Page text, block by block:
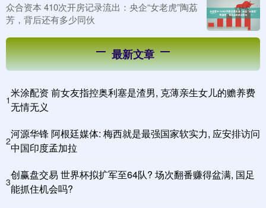
众合资本 410次开房记录流出：央企“女老虎”陶荔
芳，背后还有多少同伙
最新文章
1
米涂配资 前女友指控奥利塞是渣男, 克薄亲生女儿的赡养费
无情无义
2
河源华锋 阿根廷媒体: 梅西就是最强国家软实力, 应安排访问
中国印度孟加拉
3
创赢盘交易 世界杯拟扩军至64队? 场次翻番赚得盆满, 国足
能抓住机会吗?